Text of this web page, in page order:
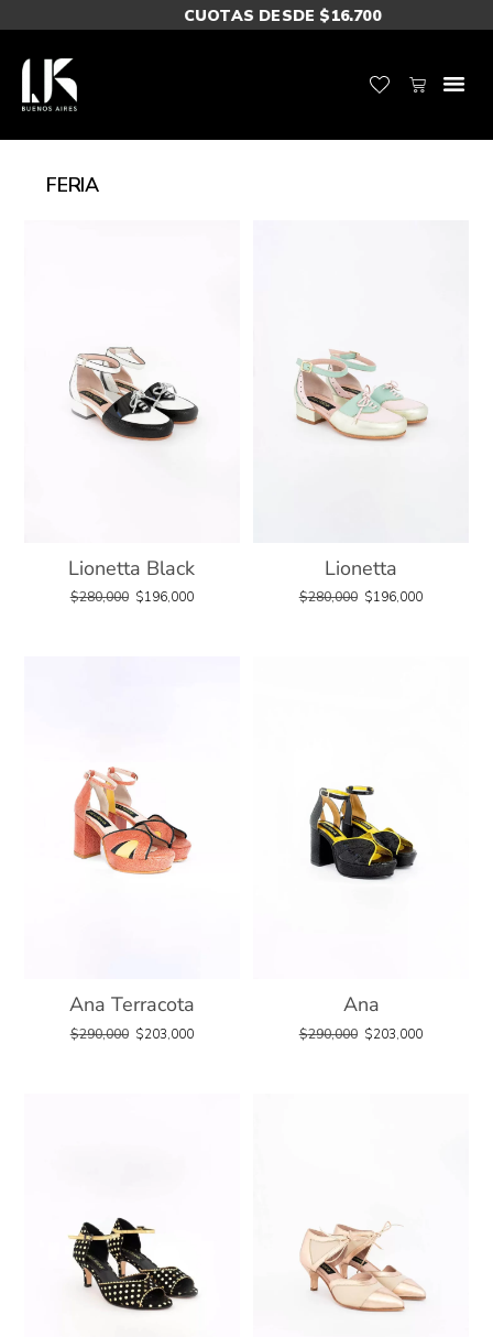
CUOTAS DESDE $16.700
FERIA
Lionetta Black
$280,000 $196,000
Lionetta
$280,000 $196,000
Ana Terracota
$290,000 $203,000
Ana
$290,000 $203,000